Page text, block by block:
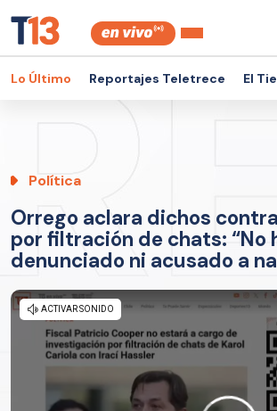
Lo Último Reportajes Teletrece El
Política
Orrego aclara dichos
por filtración de chats: “No
denunciado ni acusado a